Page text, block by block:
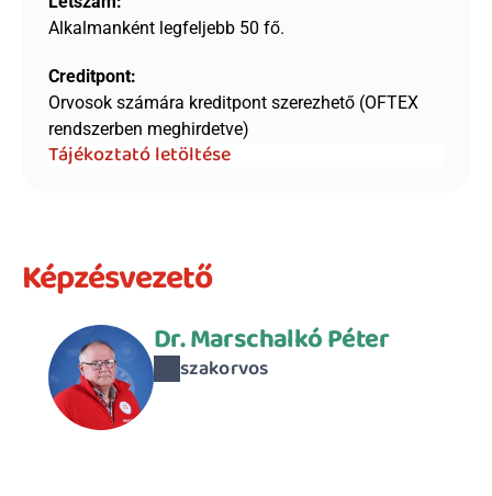
Alkalmanként legfeljebb 50 fő.
Creditpont:
Orvosok számára kreditpont szerezhető (OFTEX
rendszerben meghirdetve)
Tájékoztató letöltése
Képzésvezető
Dr. Marschalkó Péter
szakorvos